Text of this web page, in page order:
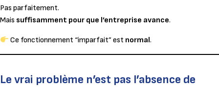
Pas parfaitement.
Mais suffisamment pour que l’entreprise avance.
Ce fonctionnement “imparfait” est normal.
Le vrai problème n’est pas l’absence de